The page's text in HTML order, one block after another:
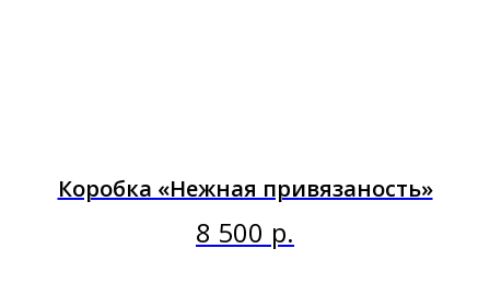
Коробка «Нежная привязаность»
8 500 р.